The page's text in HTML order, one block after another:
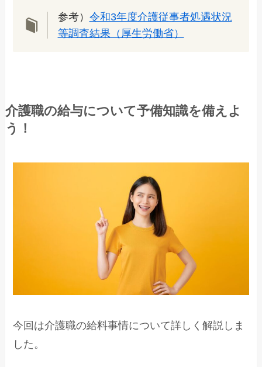
参考） 令和3年度介護従事者処遇状況
等調査結果（厚生労働省）
介護職の給与について予備知識を備えよ
う！
今回は介護職の給料事情について詳しく解説しま
した。